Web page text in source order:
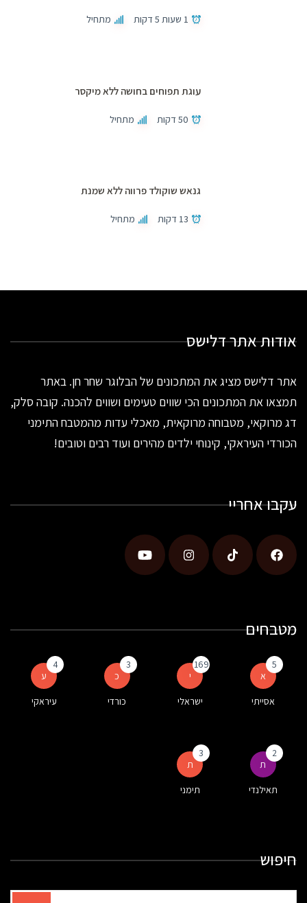
1 שעות 5 דקות מתחיל
עוגת תפוחים בחושה ללא מיקסר
50 דקות מתחיל
גנאש שוקולד פרווה ללא שמנת
13 דקות מתחיל
אודות אתר דלישס
אתר דלישס מציג את המתכונים של הבלוגר שחר חן. באתר
תמצאו את המתכונים הכי שווים טעימים ושווים להכנה. קובה סלק,
דג מרוקאי, מטבוחה מרוקאית, מאכלי עדות מהמטבח התימני
הכורדי העיראקי, קינוחי ילדים מהירים ועוד רבים וטובים!
עקבו אחריי
מטבחים
א
5
אסייתי
י
169
ישראלי
כ
3
כורדי
ע
4
עיראקי
ת
2
תאילנדי
ת
3
תימני
חיפוש